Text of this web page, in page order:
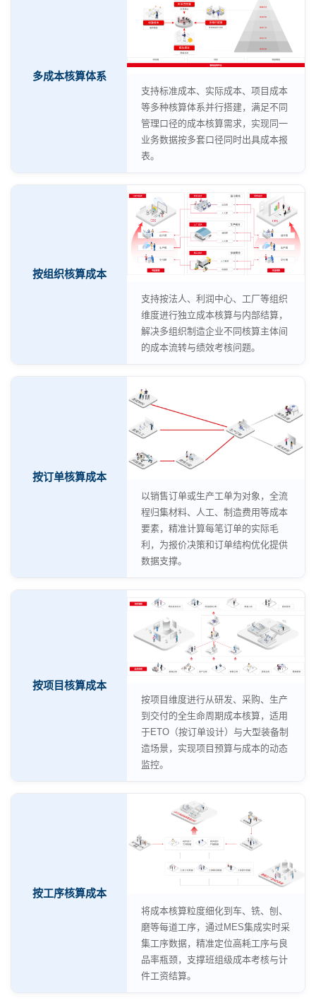
多成本核算体系
支持标准成本、实际成本、项目成本
等多种核算体系并行搭建，满足不同
管理口径的成本核算需求，实现同一
业务数据按多套口径同时出具成本报
表。
按组织核算成本
支持按法人、利润中心、工厂等组织
维度进行独立成本核算与内部结算，
解决多组织制造企业不同核算主体间
的成本流转与绩效考核问题。
按订单核算成本
以销售订单或生产工单为对象，全流
程归集材料、人工、制造费用等成本
要素，精准计算每笔订单的实际毛
利，为报价决策和订单结构优化提供
数据支撑。
按项目核算成本
按项目维度进行从研发、采购、生产
到交付的全生命周期成本核算，适用
于ETO（按订单设计）与大型装备制
造场景，实现项目预算与成本的动态
监控。
按工序核算成本
将成本核算粒度细化到车、铣、刨、
磨等每道工序，通过MES集成实时采
集工序数据，精准定位高耗工序与良
品率瓶颈，支撑班组级成本考核与计
件工资结算。